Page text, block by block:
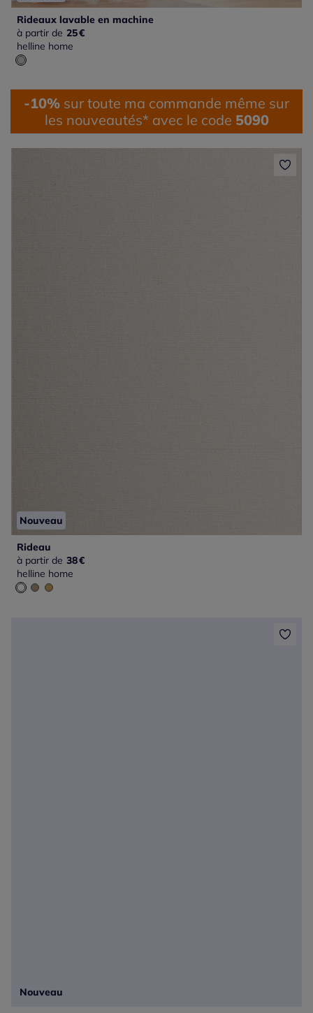
Rideaux lavable en machine
à partir de 25€
helline home
-10% sur toute ma commande même sur
les nouveautés* avec le code 5090
Nouveau
Rideau
à partir de 38€
helline home
Nouveau